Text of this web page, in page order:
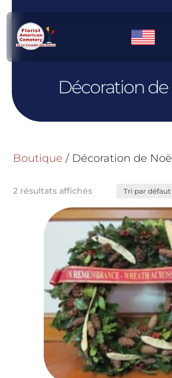
Décoration de
Boutique / Décoration de
2 résultats affichés